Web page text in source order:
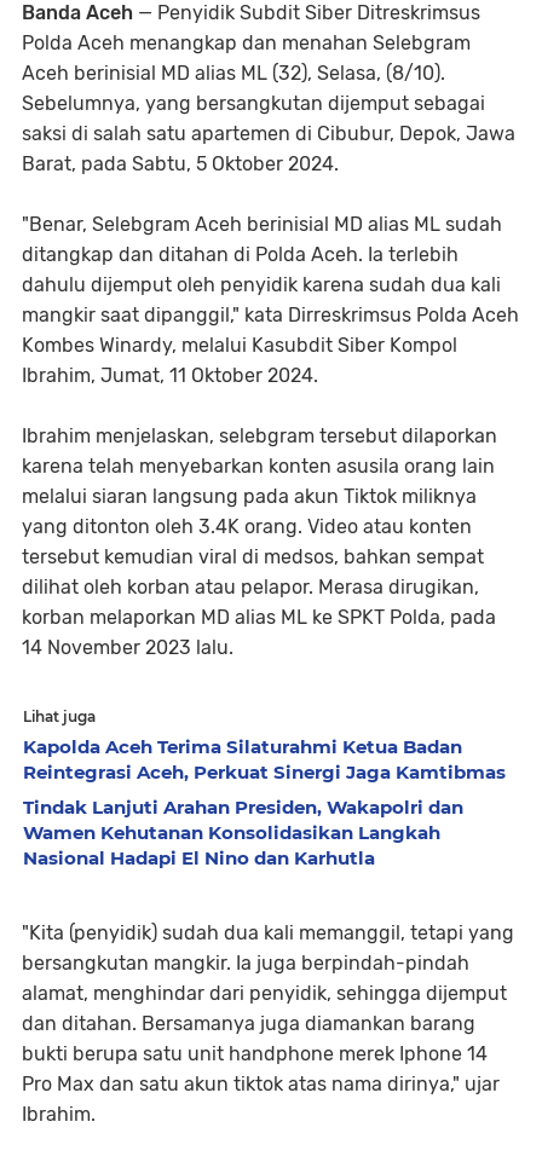
Banda Aceh — Penyidik Subdit Siber Ditreskrimsus
Polda Aceh menangkap dan menahan Selebgram
Aceh berinisial MD alias ML (32), Selasa, (8/10).
Sebelumnya, yang bersangkutan dijemput sebagai
saksi di salah satu apartemen di Cibubur, Depok, Jawa
Barat, pada Sabtu, 5 Oktober 2024.
"Benar, Selebgram Aceh berinisial MD alias ML sudah
ditangkap dan ditahan di Polda Aceh. Ia terlebih
dahulu dijemput oleh penyidik karena sudah dua kali
mangkir saat dipanggil," kata Dirreskrimsus Polda Aceh
Kombes Winardy, melalui Kasubdit Siber Kompol
Ibrahim, Jumat, 11 Oktober 2024.
Ibrahim menjelaskan, selebgram tersebut dilaporkan
karena telah menyebarkan konten asusila orang lain
melalui siaran langsung pada akun Tiktok miliknya
yang ditonton oleh 3.4K orang. Video atau konten
tersebut kemudian viral di medsos, bahkan sempat
dilihat oleh korban atau pelapor. Merasa dirugikan,
korban melaporkan MD alias ML ke SPKT Polda, pada
14 November 2023 lalu.
Lihat juga
Kapolda Aceh Terima Silaturahmi Ketua Badan
Reintegrasi Aceh, Perkuat Sinergi Jaga Kamtibmas
Tindak Lanjuti Arahan Presiden, Wakapolri dan
Wamen Kehutanan Konsolidasikan Langkah
Nasional Hadapi El Nino dan Karhutla
"Kita (penyidik) sudah dua kali memanggil, tetapi yang
bersangkutan mangkir. Ia juga berpindah-pindah
alamat, menghindar dari penyidik, sehingga dijemput
dan ditahan. Bersamanya juga diamankan barang
bukti berupa satu unit handphone merek Iphone 14
Pro Max dan satu akun tiktok atas nama dirinya," ujar
Ibrahim.